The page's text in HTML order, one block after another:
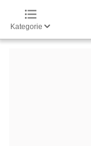
Kategorie